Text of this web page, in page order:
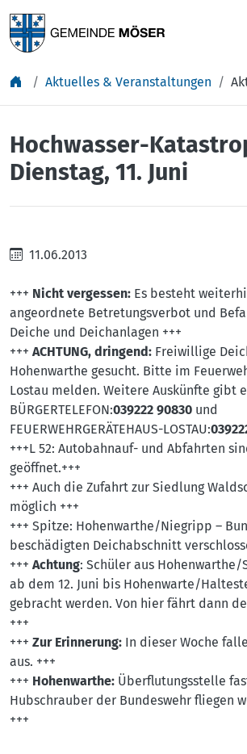
Aktuelles & Veranstaltungen
Hochwasser-
Dienstag, 11. Juni
11.06.2013
+++ Nicht vergessen: Es besteht
angeordnete Betretungsverbot und
Deiche und Deichanlagen +++
+++ ACHTUNG, dringend: Freiwillige
Hohenwarthe gesucht. Bitte im
Lostau melden. Weitere Auskünfte gibt
BÜRGERTELEFON:039222 90830 und
FEUERWEHRGERÄTEHAUS-LOSTAU:
+++L 52: Autobahnauf- und Abfahrten
geöffnet.+++
+++ Auch die Zufahrt zur Siedlung
möglich +++
+++ Spitze: Hohenwarthe/Niegripp –
beschädigten Deichabschnitt
+++ Achtung: Schüler aus Hohenwarthe/
ab dem 12. Juni bis Hohenwarte/
gebracht werden. Von hier fährt dann
+++
+++ Zur Erinnerung: In dieser Woche
aus. +++
+++ Hohenwarthe: Überflutungsstelle
Hubschrauber der Bundeswehr fliegen
+++